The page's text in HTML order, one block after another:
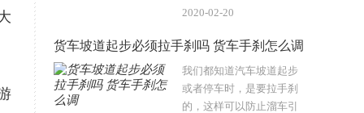
这其实是因为汽车钥匙里
电量也是会有用完的时候
的。但是汽车钥匙不像手
机会实时显示电量，那么
怎么看汽车钥匙电量呢？
2020-02-20
货车坡道起步必须拉手刹吗 货车手刹怎么调
我们都知道汽车坡道起步
或者停车时，是要拉手刹
的，这样可以防止溜车引